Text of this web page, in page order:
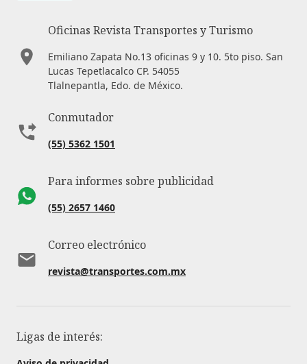
Oficinas Revista Transportes y Turismo
Emiliano Zapata No.13 oficinas 9 y 10. 5to piso. San
Lucas Tepetlacalco CP. 54055
Tlalnepantla, Edo. de México.
Conmutador
(55) 5362 1501
Para informes sobre publicidad
(55) 2657 1460
Correo electrónico
revista@transportes.com.mx
Ligas de interés: